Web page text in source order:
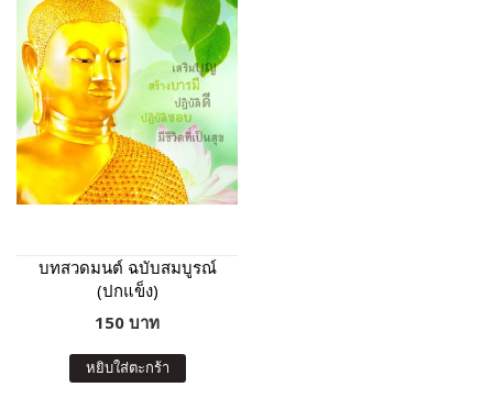
บทสวดมนต์ ฉบับสมบูรณ์
(ปกแข็ง)
150 บาท
หยิบใส่ตะกร้า